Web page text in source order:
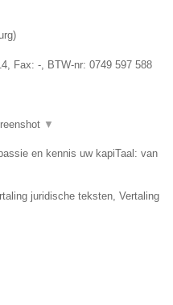
)
, Fax: -, BTW-nr: 0749 597 588
▼
en kennis uw kapiTaal: van
juridische teksten, Vertaling